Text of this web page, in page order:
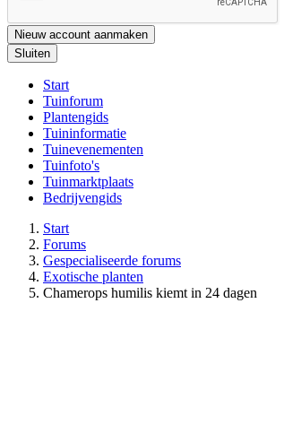
Nieuw account aanmaken
Sluiten
Start
Tuinforum
Plantengids
Tuininformatie
Tuinevenementen
Tuinfoto's
Tuinmarktplaats
Bedrijvengids
Start
Forums
Gespecialiseerde forums
Exotische planten
Chamerops humilis kiemt in 24 dagen